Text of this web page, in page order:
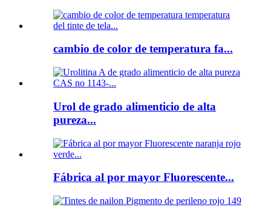
cambio de color de temperatura fa...
Urol de grado alimenticio de alta
pureza...
Fábrica al por mayor Fluorescente...